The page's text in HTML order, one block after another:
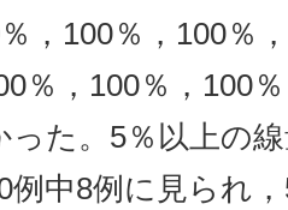
，100％，100％
％，100％，100
った。5％以上の
例中8例に見られ